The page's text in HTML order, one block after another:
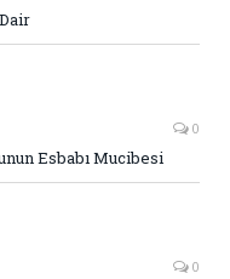
0
Esbabı Mucibesi
0